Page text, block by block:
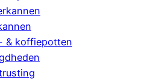
& koffiepotten